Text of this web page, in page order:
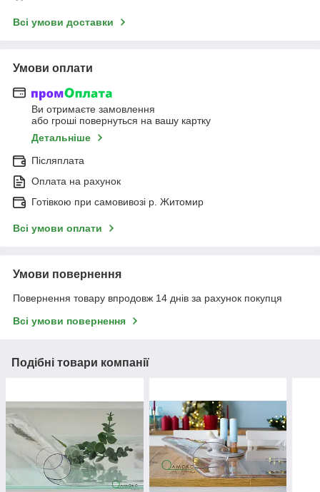
Всі умови доставки
Умови оплати
Ви отримаєте замовлення
або гроші повернуться на вашу картку
Детальніше
Післяплата
Оплата на рахунок
Готівкою при самовивозі р. Житомир
Всі умови оплати
Умови повернення
Повернення товару впродовж 14 днів за рахунок покупця
Всі умови повернення
Подібні товари компанії